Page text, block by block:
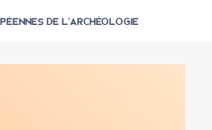
DE L'ARCHÉOLOGIE